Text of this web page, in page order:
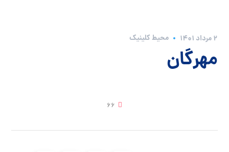
2 مرداد 1401 محیط کلینیک
مهرگان
66